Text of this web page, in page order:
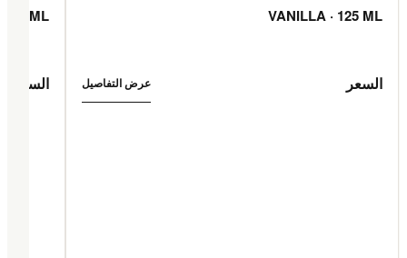
VANILLA · 125 ML
السعر عرض التفاصيل
ML
السعر